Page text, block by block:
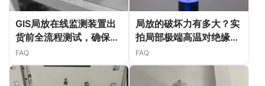
GIS局放在线监测装置出
货前全流程测试，确保现
场长期稳定运行
FAQ
局放的破坏力有多大？实
拍局部极端高温对绝缘材
料的毁灭性损伤
FAQ